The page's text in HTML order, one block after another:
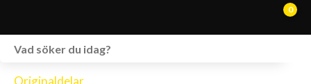
0
Originaldelar